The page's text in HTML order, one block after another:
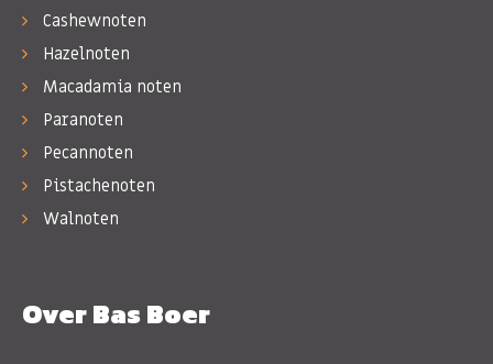
Cashewnoten
Hazelnoten
Macadamia noten
Paranoten
Pecannoten
Pistachenoten
Walnoten
Over Bas Boer